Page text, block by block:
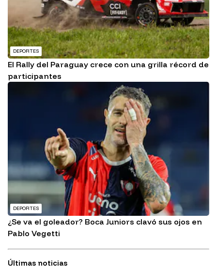
DEPORTES
El Rally del Paraguay crece con una grilla récord de
participantes
DEPORTES
¿Se va el goleador? Boca Juniors clavó sus ojos en
Pablo Vegetti
Últimas noticias